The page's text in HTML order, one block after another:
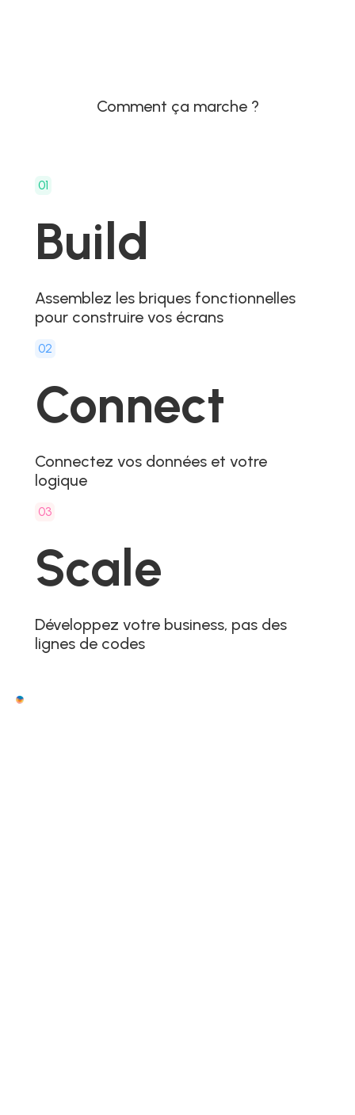
Comment ça marche ?
01
Build
Assemblez les briques fonctionnelles
pour construire vos écrans
02
Connect
Connectez vos données et votre
logique
03
Scale
Développez votre business, pas des
lignes de codes